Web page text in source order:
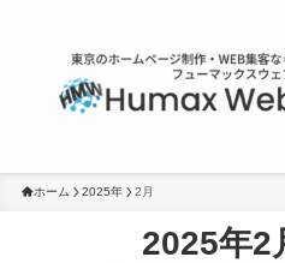
ホーム 2025年 2月
2025年2